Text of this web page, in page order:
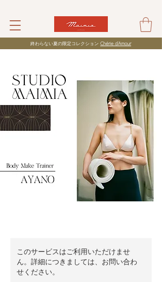
​終わらない夏の限定コレクション Chérie d’Amour
このサービスはご利用いただけませ
ん。詳細につきましては、お問い合わ
せください。